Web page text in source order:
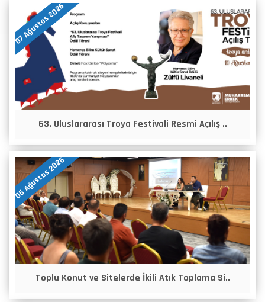
07 Ağustos 2026
63. Uluslararası Troya Festivali Resmi Açılış ..
06 Ağustos 2026
Toplu Konut ve Sitelerde İkili Atık Toplama Si..